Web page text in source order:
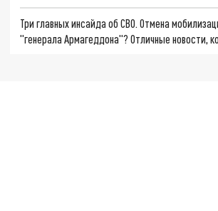
Три главных инсайда об СВО. Отмена
"генерала Армагеддона"? Отличные новости,